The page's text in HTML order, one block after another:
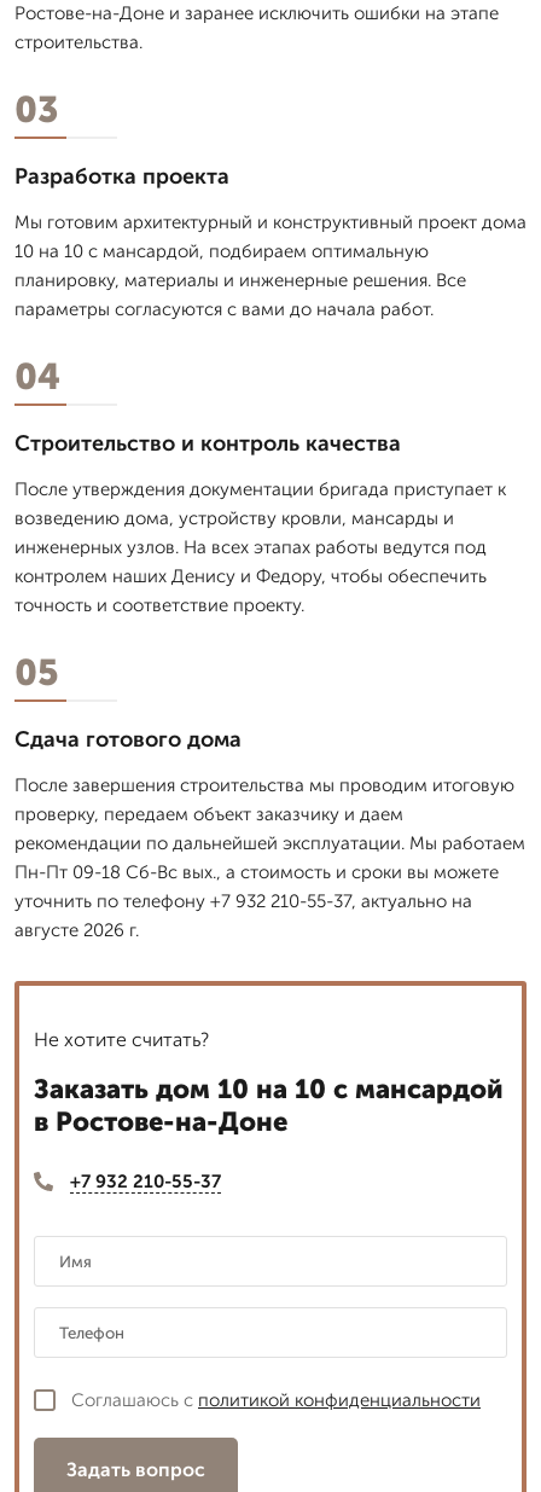
Ростове-на-Доне и заранее исключить ошибки на этапе
строительства.
03
Разработка проекта
Мы готовим архитектурный и конструктивный проект дома
10 на 10 с мансардой, подбираем оптимальную
планировку, материалы и инженерные решения. Все
параметры согласуются с вами до начала работ.
04
Строительство и контроль качества
После утверждения документации бригада приступает к
возведению дома, устройству кровли, мансарды и
инженерных узлов. На всех этапах работы ведутся под
контролем наших Денису и Федору, чтобы обеспечить
точность и соответствие проекту.
05
Сдача готового дома
После завершения строительства мы проводим итоговую
проверку, передаем объект заказчику и даем
рекомендации по дальнейшей эксплуатации. Мы работаем
Пн-Пт 09-18 Сб-Вс вых., а стоимость и сроки вы можете
уточнить по телефону +7 932 210-55-37, актуально на
августе 2026 г.
Не хотите считать?
Заказать дом 10 на 10 с мансардой
в Ростове-на-Доне
+7 932 210-55-37
Соглашаюсь с политикой конфиденциальности
Задать вопрос